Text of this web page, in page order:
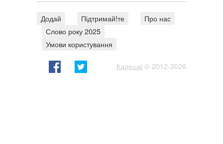
Додай Підтримай!те
Про нас
Слово року 2025
Умови користування
Карешкі © 2012-2026